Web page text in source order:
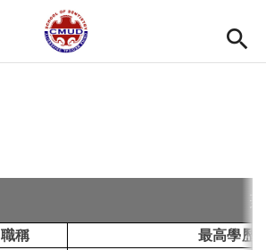
Open
Open
Jump to Navigation
Jump to Main content
職稱
最高學歷